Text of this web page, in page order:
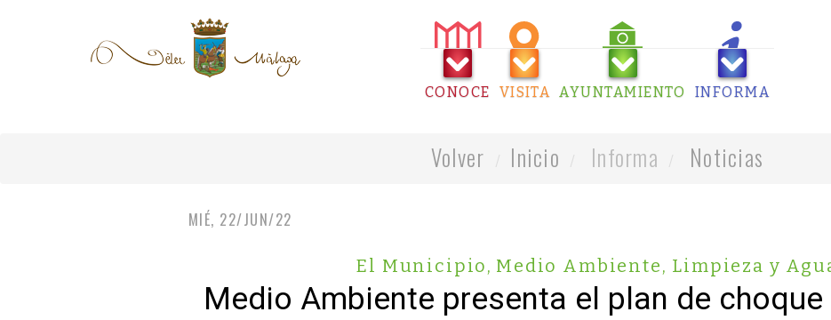
CONOCE VISITA AYUNTAMIENTO INFORMA
Volver Inicio Informa Noticias
MIÉ, 22/JUN/22
El Municipio, Medio Ambiente, Limpieza y
Medio Ambiente presenta el plan de